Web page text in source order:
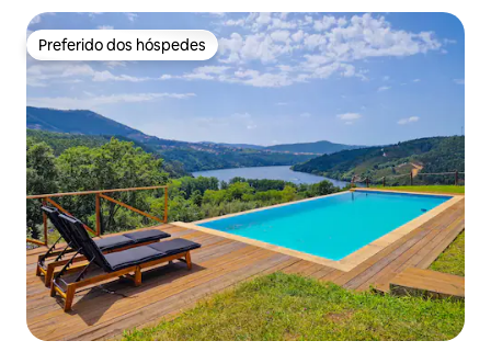
Preferido dos hóspedes
Preferido dos hóspedes